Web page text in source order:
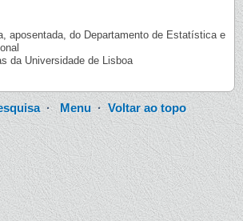
aposentada, do Departamento de Estatística e
da Universidade de Lisboa
·Menu ·Voltar ao topo